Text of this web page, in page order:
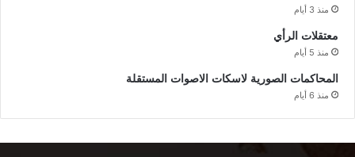
منذ 3 أيام
معتقلات الرأي
منذ 5 أيام
المحاكمات الصورية لاسكات الاصوات المستقلة
منذ 6 أيام